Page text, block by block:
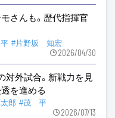
さんも。歴代指揮官
#片野坂 知宏
2026/04/30
対外試合。新戦力を見
を進める
郎 #茂 平
2026/07/13